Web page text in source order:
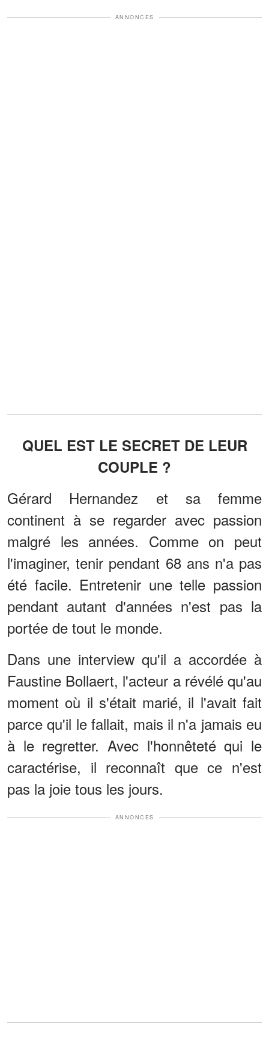
ANNONCES
QUEL EST LE SECRET DE LEUR
COUPLE ?
Gérard Hernandez et sa femme
continent à se regarder avec passion
malgré les années. Comme on peut
l'imaginer, tenir pendant 68 ans n'a pas
été facile. Entretenir une telle passion
pendant autant d'années n'est pas la
portée de tout le monde.
Dans une interview qu'il a accordée à
Faustine Bollaert, l'acteur a révélé qu'au
moment où il s'était marié, il l'avait fait
parce qu'il le fallait, mais il n'a jamais eu
à le regretter. Avec l'honnêteté qui le
caractérise, il reconnaît que ce n'est
pas la joie tous les jours.
ANNONCES